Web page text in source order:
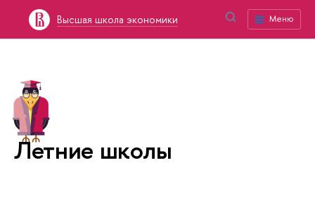
Высшая школа экономики Меню
Летние школы